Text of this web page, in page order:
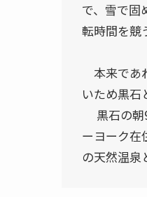
で、雪で固
転時間を競
本来であ
いため黒石
黒石の朝
ーヨーク在
の天然温泉